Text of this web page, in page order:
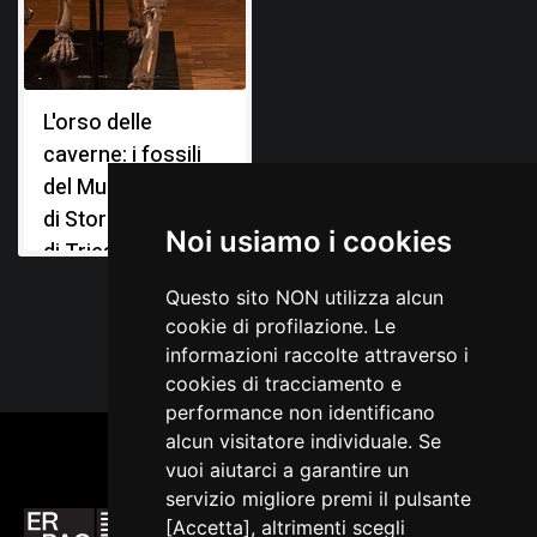
Noi usiamo i cookies
Questo sito NON utilizza alcun
cookie di profilazione. Le
informazioni raccolte attraverso i
cookies di tracciamento e
performance non identificano
alcun visitatore individuale. Se
vuoi aiutarci a garantire un
servizio migliore premi il pulsante
[Accetta], altrimenti scegli
Marchesetti C., Relazione sugli scavi paletonologici
eseguiti nel 1904, in Bollettino della Società Adriatica di
Scienze Naturali in Trieste, Trieste 1907, 23
Perko G. A., La fauna diluviale della caverna degli Orsi
presso Nabresina, in Il Tourista, Trieste 1904, XI, n. 1-4
L'orso delle
caverne: i fossili
del Museo Civico
di Storia Naturale
di Trieste